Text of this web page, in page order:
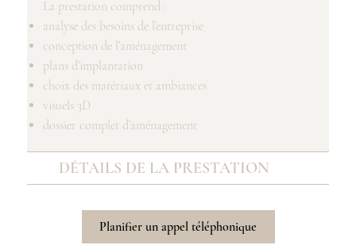
La prestation comprend :
analyse des besoins de l’entreprise
conception de l’aménagement
plans d’implantation
choix des matériaux et ambiances
visuels 3D
dossier complet d’aménagement
DÉTAILS DE LA PRESTATION
Planifier un appel téléphonique